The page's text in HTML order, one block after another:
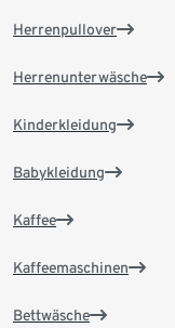
Herrenpullover
Herrenunterwäsche
Kinderkleidung
Babykleidung
Kaffee
Kaffeemaschinen
Bettwäsche